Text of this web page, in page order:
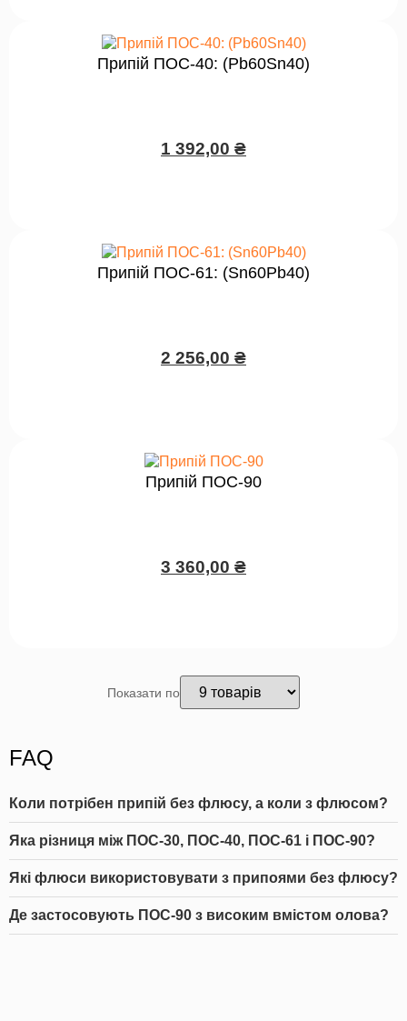
Припій ПОС-40: (Pb60Sn40)
1 392,00 ₴
Припій ПОС-61: (Sn60Pb40)
2 256,00 ₴
Припій ПОС-90
3 360,00 ₴
Показати по
FAQ
Коли потрібен припій без флюсу, а коли з флюсом?
Яка різниця між ПОС-30, ПОС-40, ПОС-61 і ПОС-90?
Які флюси використовувати з припоями без флюсу?
Де застосовують ПОС-90 з високим вмістом олова?